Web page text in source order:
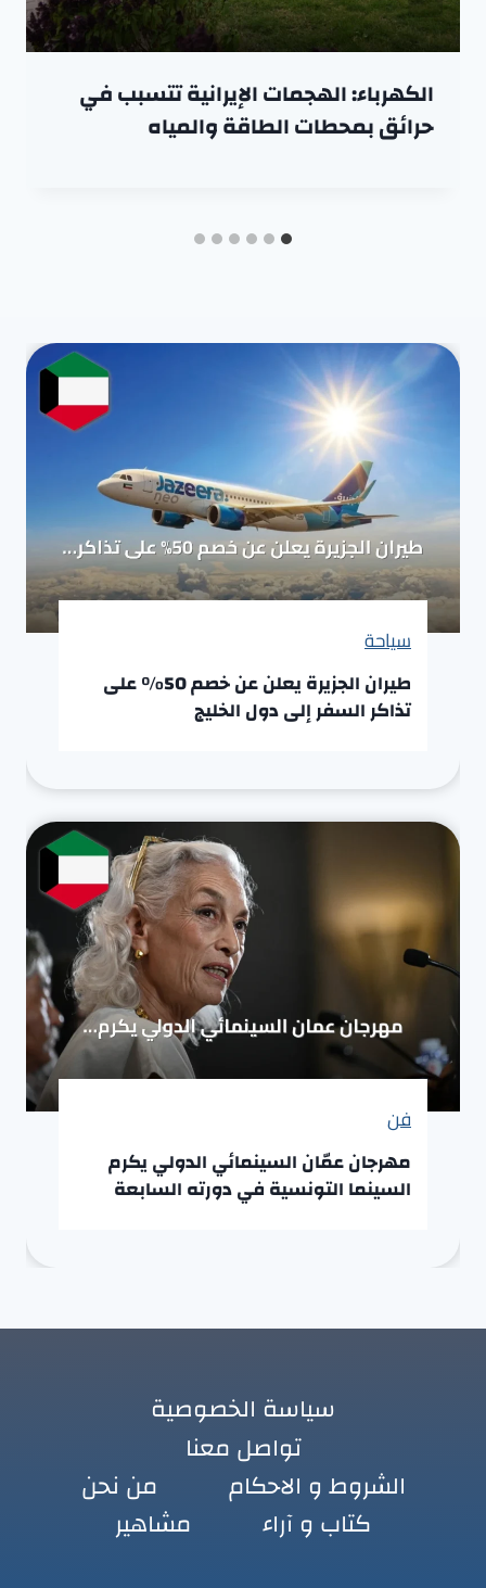
الكهرباء: الهجمات الإيرانية تتسبب في
حرائق بمحطات الطاقة والمياه
سياحة
طيران الجزيرة يعلن عن خصم 50% على
تذاكر السفر إلى دول الخليج
فن
مهرجان عمّان السينمائي الدولي يكرم
السينما التونسية في دورته السابعة
سياسة الخصوصية
تواصل معنا
الشروط و الاحكام
من نحن
كتاب و آراء
مشاهير